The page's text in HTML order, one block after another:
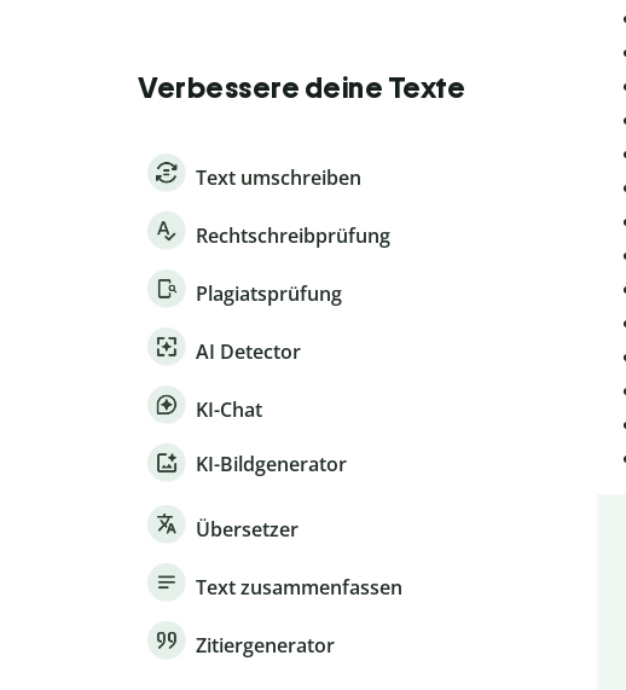
Verbessere deine Texte
Text umschreiben
Rechtschreibprüfung
Plagiatsprüfung
AI Detector
KI-Chat
KI-Bildgenerator
Übersetzer
Text zusammenfassen
Zitiergenerator